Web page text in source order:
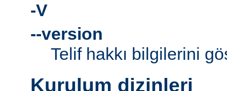
-V
--version
Telif hakkı bilgilerini
Kurulum dizinleri